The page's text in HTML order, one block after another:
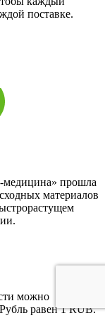
поставке.
медицина» прошла
материалов
можно
равен 1 RUB.